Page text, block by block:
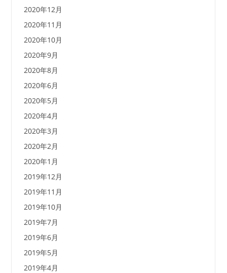
2020年12月
2020年11月
2020年10月
2020年9月
2020年8月
2020年6月
2020年5月
2020年4月
2020年3月
2020年2月
2020年1月
2019年12月
2019年11月
2019年10月
2019年7月
2019年6月
2019年5月
2019年4月